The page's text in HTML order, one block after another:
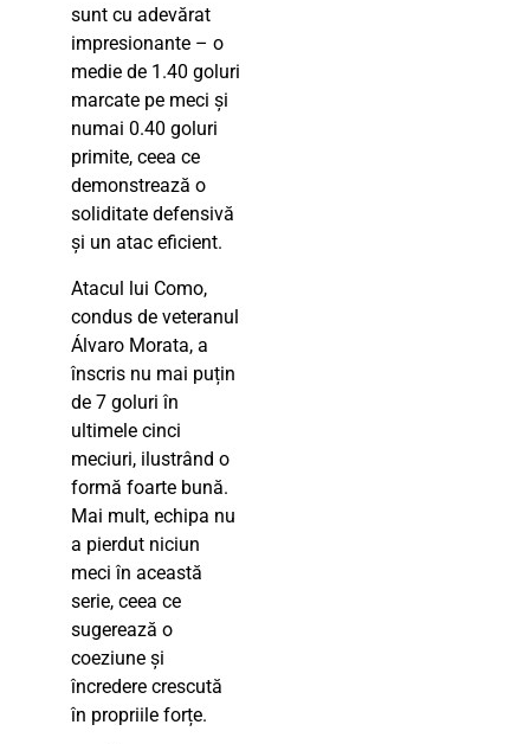
sunt cu adevărat
impresionante – o
medie de 1.40 goluri
marcate pe meci și
numai 0.40 goluri
primite, ceea ce
demonstrează o
soliditate defensivă
și un atac eficient.
Atacul lui Como,
condus de veteranul
Álvaro Morata, a
înscris nu mai puțin
de 7 goluri în
ultimele cinci
meciuri, ilustrând o
formă foarte bună.
Mai mult, echipa nu
a pierdut niciun
meci în această
serie, ceea ce
sugerează o
coeziune și
încredere crescută
în propriile forțe.